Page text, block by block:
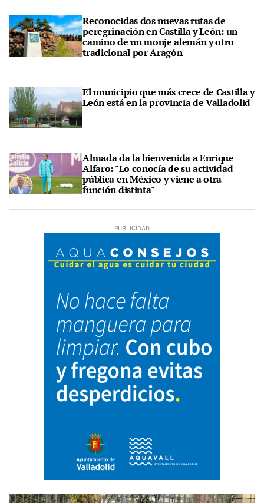
Reconocidas dos nuevas rutas de
peregrinación en Castilla y León: un
camino de un monje alemán y otro
tradicional por Aragón
El municipio que más crece de Castilla y
León está en la provincia de Valladolid
Almada da la bienvenida a Enrique
Alfaro: "Lo conocía de su actividad
pública en México y viene a otra
función distinta"